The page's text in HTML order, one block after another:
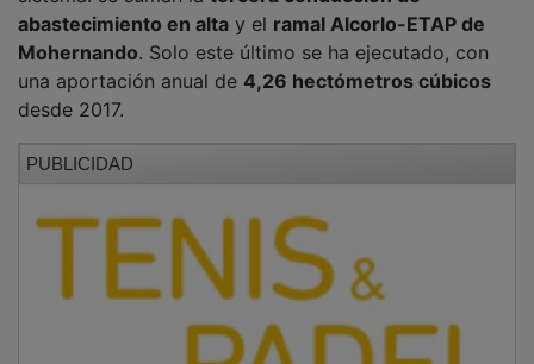
abastecimiento en altay elramal Alcorlo-ETAP de
Mohernando. Solo este último se ha ejecutado, con
una aportación anual de4,26 hectómetros cúbicos
desde 2017.